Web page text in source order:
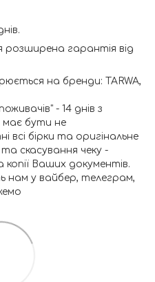
розширена гарантія від
на бренди: TARWA,
- 14 днів з
має бути не
всі бірки та оригінальне
скасування чеку -
Ваших документів.
нам у вайбер, телеграм,